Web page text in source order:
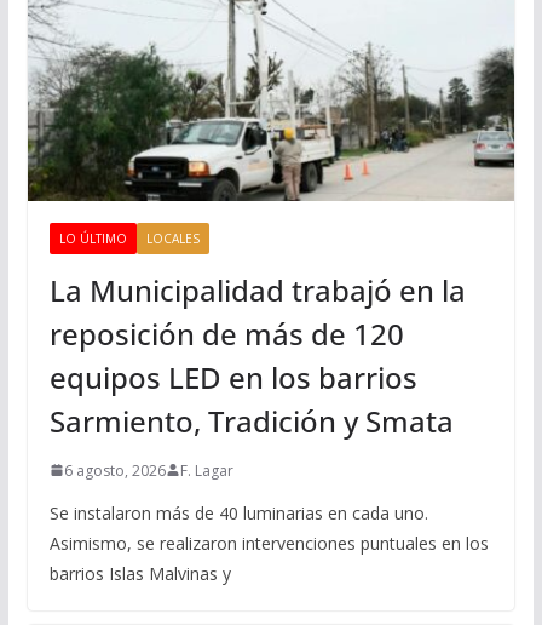
LO ÚLTIMO LOCALES
La Municipalidad trabajó en la
reposición de más de 120
equipos LED en los barrios
Sarmiento, Tradición y Smata
6 agosto, 2026 F. Lagar
Se instalaron más de 40 luminarias en cada uno.
Asimismo, se realizaron intervenciones puntuales en los
barrios Islas Malvinas y